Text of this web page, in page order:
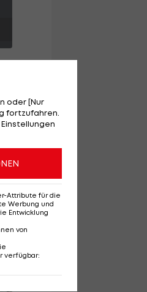
oder [Nur
fortzufahren.
Attribute für die
Werbung und
Entwicklung
von
verfügbar: